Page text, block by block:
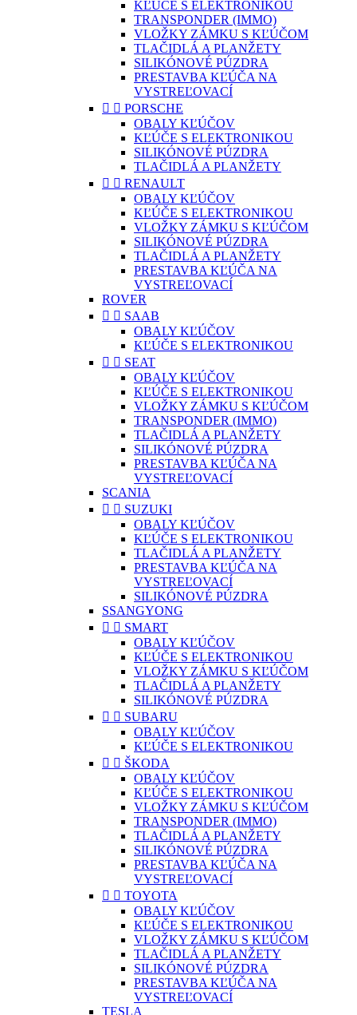
KĽÚČE S ELEKTRONIKOU
TRANSPONDER (IMMO)
VLOŽKY ZÁMKU S KĽÚČOM
TLAČIDLÁ A PLANŽETY
SILIKÓNOVÉ PÚZDRA
PRESTAVBA KĽÚČA NA
VYSTREĽOVACÍ
  PORSCHE
OBALY KĽÚČOV
KĽÚČE S ELEKTRONIKOU
SILIKÓNOVÉ PÚZDRA
TLAČIDLÁ A PLANŽETY
  RENAULT
OBALY KĽÚČOV
KĽÚČE S ELEKTRONIKOU
VLOŽKY ZÁMKU S KĽÚČOM
SILIKÓNOVÉ PÚZDRA
TLAČIDLÁ A PLANŽETY
PRESTAVBA KĽÚČA NA
VYSTREĽOVACÍ
ROVER
  SAAB
OBALY KĽÚČOV
KĽÚČE S ELEKTRONIKOU
  SEAT
OBALY KĽÚČOV
KĽÚČE S ELEKTRONIKOU
VLOŽKY ZÁMKU S KĽÚČOM
TRANSPONDER (IMMO)
TLAČIDLÁ A PLANŽETY
SILIKÓNOVÉ PÚZDRA
PRESTAVBA KĽÚČA NA
VYSTREĽOVACÍ
SCANIA
  SUZUKI
OBALY KĽÚČOV
KĽÚČE S ELEKTRONIKOU
TLAČIDLÁ A PLANŽETY
PRESTAVBA KĽÚČA NA
VYSTREĽOVACÍ
SILIKÓNOVÉ PÚZDRA
SSANGYONG
  SMART
OBALY KĽÚČOV
KĽÚČE S ELEKTRONIKOU
VLOŽKY ZÁMKU S KĽÚČOM
TLAČIDLÁ A PLANŽETY
SILIKÓNOVÉ PÚZDRA
  SUBARU
OBALY KĽÚČOV
KĽÚČE S ELEKTRONIKOU
  ŠKODA
OBALY KĽÚČOV
KĽÚČE S ELEKTRONIKOU
VLOŽKY ZÁMKU S KĽÚČOM
TRANSPONDER (IMMO)
TLAČIDLÁ A PLANŽETY
SILIKÓNOVÉ PÚZDRA
PRESTAVBA KĽÚČA NA
VYSTREĽOVACÍ
  TOYOTA
OBALY KĽÚČOV
KĽÚČE S ELEKTRONIKOU
VLOŽKY ZÁMKU S KĽÚČOM
TLAČIDLÁ A PLANŽETY
SILIKÓNOVÉ PÚZDRA
PRESTAVBA KĽÚČA NA
VYSTREĽOVACÍ
TESLA